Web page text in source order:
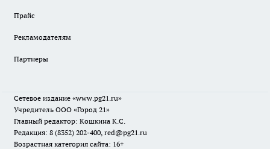
Прайс
Рекламодателям
Партнеры
Сетевое издание «www.pg21.ru»
Учредитель ООО «Город 21»
Главный редактор: Кошкина К.С.
Редакция: 8 (8352) 202-400, red@pg21.ru
Возрастная категория сайта: 16+